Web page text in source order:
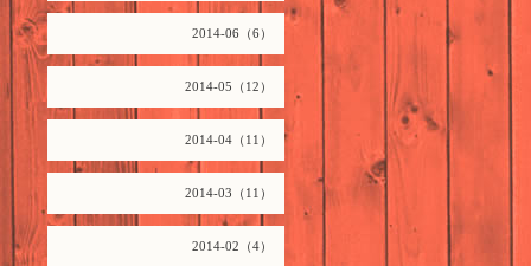
2014-06（6）
2014-05（12）
2014-04（11）
2014-03（11）
2014-02（4）